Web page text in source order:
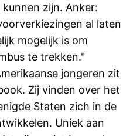
zijn. Anker:
al laten
mogelijk is om
te trekken."
jongeren zit
Zij vinden over het
Staten zich in de
Uniek aan